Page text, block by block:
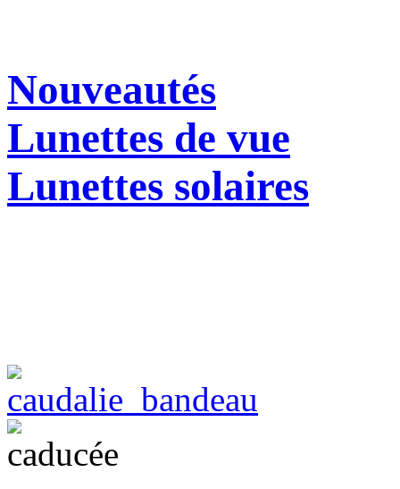
Nouveautés
Lunettes de vue
Lunettes solaires